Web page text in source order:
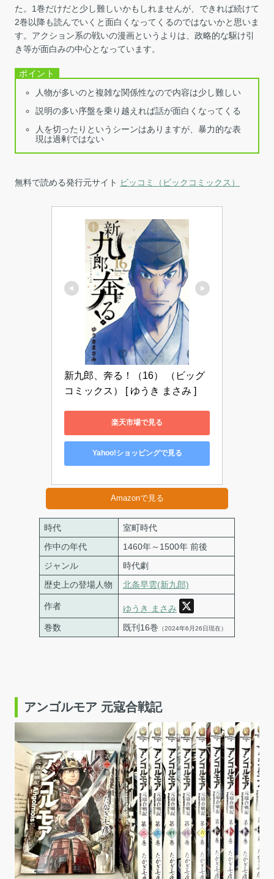
た。1巻だけだと少し難しいかもしれませんが、できれば続けて
2巻以降も読んでいくと面白くなってくるのではないかと思いま
す。アクション系の戦いの漫画というよりは、政略的な駆け引
き等が面白みの中心となっています。
人物が多いのと複雑な関係性なので内容は少し難しい
説明の多い序盤を乗り越えれば話が面白くなってくる
人を切ったりというシーンはありますが、暴力的な表
現は過剰ではない
無料で読める発行元サイト ビッコミ（ビックコミックス）
新九郎、奔る！（16） （ビッグ
コミックス） [ ゆうき まさみ ]
楽天市場で見る
Yahoo!ショッピングで見る
Amazonで見る
時代
室町時代
作中の年代
1460年～1500年 前後
ジャンル
時代劇
歴史上の登場人物
北条早雲(新九郎)
作者
ゆうき まさみ
巻数
既刊16巻 （2024年6月26日現在）
アンゴルモア 元寇合戦記